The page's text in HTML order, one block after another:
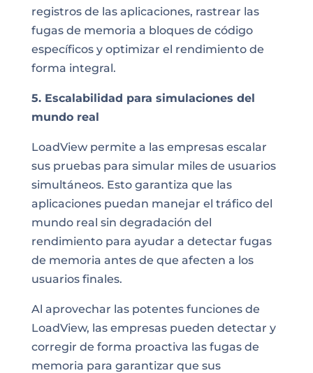
registros de las aplicaciones, rastrear las
fugas de memoria a bloques de código
específicos y optimizar el rendimiento de
forma integral.
5. Escalabilidad para simulaciones del
mundo real
LoadView permite a las empresas escalar
sus pruebas para simular miles de usuarios
simultáneos. Esto garantiza que las
aplicaciones puedan manejar el tráfico del
mundo real sin degradación del
rendimiento para ayudar a detectar fugas
de memoria antes de que afecten a los
usuarios finales.
Al aprovechar las potentes funciones de
LoadView, las empresas pueden detectar y
corregir de forma proactiva las fugas de
memoria para garantizar que sus